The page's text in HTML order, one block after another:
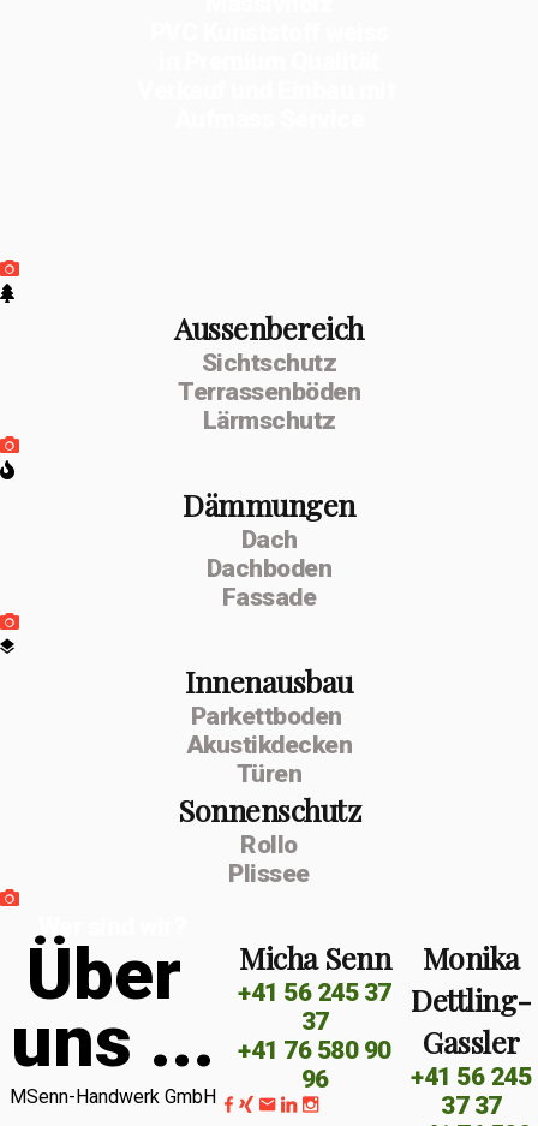
Aussenbereich
Sichtschutz
Terrassenböden
Lärmschutz
Dämmungen
Dach
Dachboden
Fassade
Innenausbau
Parkettboden
Akustikdecken
Türen
Sonnenschutz
Rollo
Plissee
Über
uns ...
MSenn-Handwerk GmbH
Micha Senn
+41 56 245 37
37
+41 76 580 90
96
Monika
Dettling-
Gassler
+41 56 245
37 37